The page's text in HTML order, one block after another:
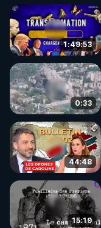
1:49:53
0:33
44:48
15:19